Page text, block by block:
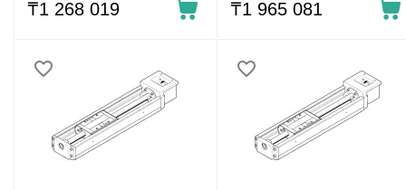
₸1 268 019 ₸1 965 081